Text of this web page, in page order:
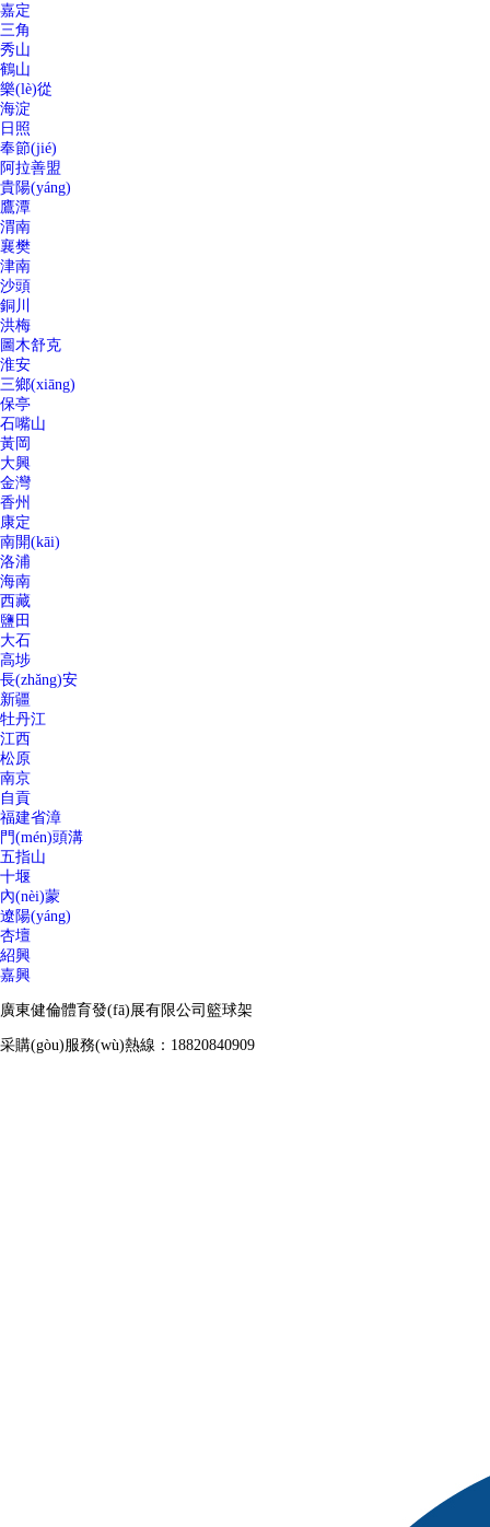
嘉定
三角
秀山
鶴山
樂(lè)從
海淀
日照
奉節(jié)
阿拉善盟
貴陽(yáng)
鷹潭
渭南
襄樊
津南
沙頭
銅川
洪梅
圖木舒克
淮安
三鄉(xiāng)
保亭
石嘴山
黃岡
大興
金灣
香州
康定
南開(kāi)
洛浦
海南
西藏
鹽田
大石
高埗
長(zhǎng)安
新疆
牡丹江
江西
松原
南京
自貢
福建省漳
門(mén)頭溝
五指山
十堰
內(nèi)蒙
遼陽(yáng)
杏壇
紹興
嘉興
廣東健倫體育發(fā)展有限公司籃球架
采購(gòu)服務(wù)熱線：18820840909